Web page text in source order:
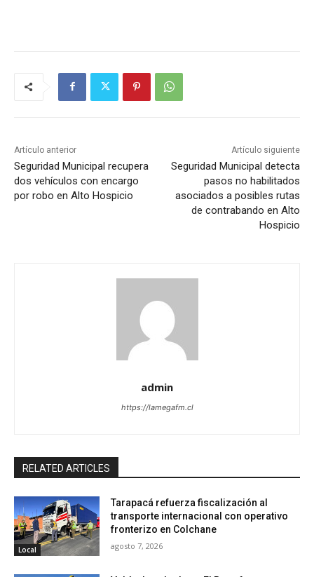
Artículo anterior
Seguridad Municipal recupera
dos vehículos con encargo
por robo en Alto Hospicio
Artículo siguiente
Seguridad Municipal detecta
pasos no habilitados
asociados a posibles rutas
de contrabando en Alto
Hospicio
admin
https://lamegafm.cl
RELATED ARTICLES
Local
Tarapacá refuerza fiscalización al
transporte internacional con operativo
fronterizo en Colchane
agosto 7, 2026